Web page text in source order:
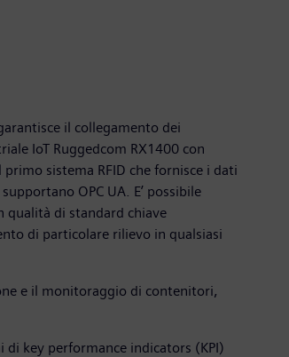
il collegamento dei
IoT Ruggedcom RX1400 con
sistema RFID che fornisce i dati
OPC UA. E’ possibile
qualità di standard chiave
di particolare rilievo in qualsiasi
e il monitoraggio di contenitori,
key performance indicators (KPI)